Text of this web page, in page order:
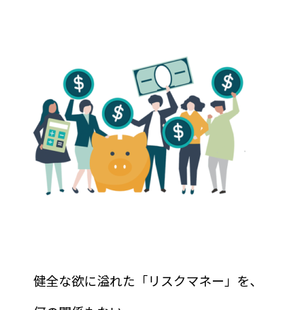
健全な欲に溢れた「リスクマネー」を、